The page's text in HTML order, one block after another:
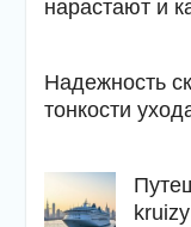
нарастают и
Надежность
тонкости